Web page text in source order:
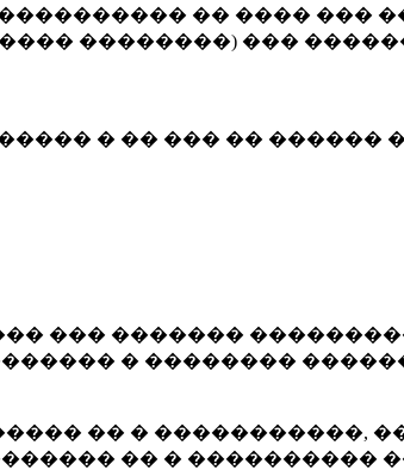
�� ���� ���
��������) ���
� �� ��� �� ������
��� �������
� ��������
�� � �����������,
�� � ����������